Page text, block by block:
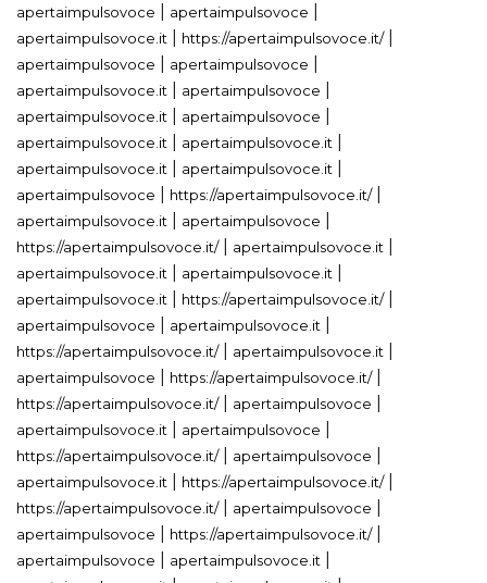
apertaimpulsovoce apertaimpulsovoce
apertaimpulsovoce.it https://apertaimpulsovoce.it/|
apertaimpulsovoce apertaimpulsovoce
apertaimpulsovoce.it apertaimpulsovoce
apertaimpulsovoce.it apertaimpulsovoce
apertaimpulsovoce.it apertaimpulsovoce.it
apertaimpulsovoce.it apertaimpulsovoce.it
apertaimpulsovoce https://apertaimpulsovoce.it/|
apertaimpulsovoce.it apertaimpulsovoce
https://apertaimpulsovoce.it/| apertaimpulsovoce.it
apertaimpulsovoce.it apertaimpulsovoce.it
apertaimpulsovoce.it https://apertaimpulsovoce.it/|
apertaimpulsovoce apertaimpulsovoce.it
https://apertaimpulsovoce.it/| apertaimpulsovoce.it
apertaimpulsovoce https://apertaimpulsovoce.it/|
https://apertaimpulsovoce.it/| apertaimpulsovoce
apertaimpulsovoce.it apertaimpulsovoce
https://apertaimpulsovoce.it/| apertaimpulsovoce
apertaimpulsovoce.it https://apertaimpulsovoce.it/|
https://apertaimpulsovoce.it/| apertaimpulsovoce
apertaimpulsovoce https://apertaimpulsovoce.it/|
apertaimpulsovoce apertaimpulsovoce.it